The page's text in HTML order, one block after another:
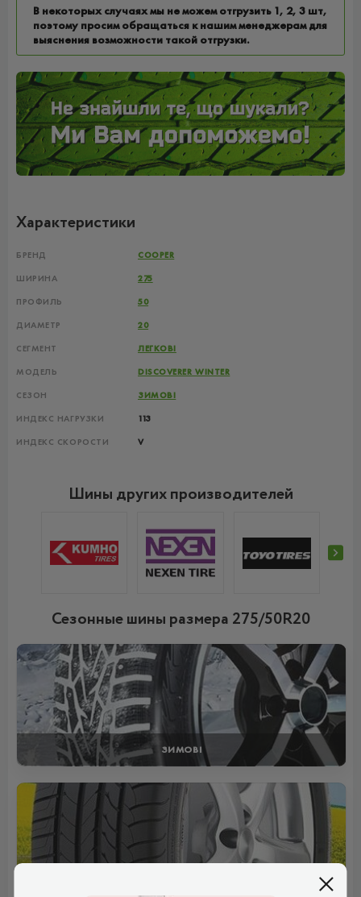
В некоторых случаях мы не можем отгрузить 1, 2, 3 шт,
поэтому просим обращаться к нашим менеджерам для
выяснения возможности такой отгрузки.
Характеристики
БРЕНД COOPER
ШИРИНА 275
ПРОФИЛЬ 50
ДИАМЕТР 20
СЕГМЕНТ ЛЕГКОВІ
МОДЕЛЬ DISCOVERER WINTER
СЕЗОН ЗИМОВІ
ИНДЕКС НАГРУЗКИ 113
ИНДЕКС СКОРОСТИ V
Шины других производителей
Сезонные шины размера 275/50R20
ЗИМОВІ